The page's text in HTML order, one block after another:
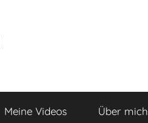
Meine Videos Über mich